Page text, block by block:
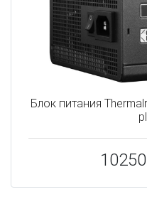
Блок питания